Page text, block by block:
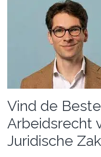
Vind de
Arbeidsrecht
Juridische